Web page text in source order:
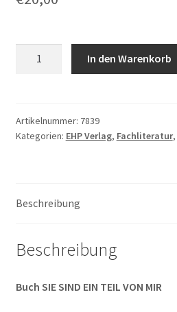
EIN
TEIL
In den Warenkorb
Artikelnummer: 7839
Kategorien: EHP Verlag, Fachliteratur,
Beschreibung
Beschreibung
Buch SIE SIND EIN TEIL VON MIR